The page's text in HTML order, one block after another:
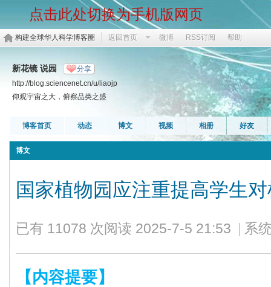
点击此处切换为手机版网页
构建全球华人科学博客圈 返回首页 微博 RSS订阅 帮助
新花镜 说园 分享
http://blog.sciencenet.cn/u/liaojp
仰观宇宙之大，俯察品类之盛
博客首页 动态 博文 视频 相册 好友
博文
国家植物园应注重提高学生
已有 11078 次阅读 2025-7-5 21:53 系
【 内容提要】